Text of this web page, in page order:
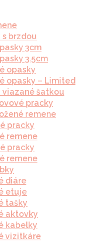
s brzdou
3cm
3.5cm
opasky
opasky – Limited
viazané šatkou
pracky
remene
pracky
remene
pracky
remene
diáre
etuje
tašky
aktovky
kabelky
vizitkáre